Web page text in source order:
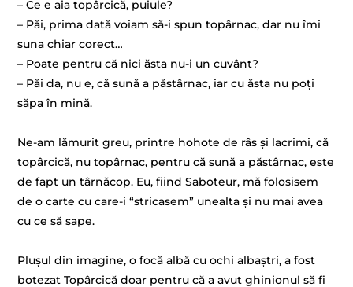
– Ce e aia topârcică, puiule?
– Păi, prima dată voiam să-i spun topârnac, dar nu îmi
suna chiar corect…
– Poate pentru că nici ăsta nu-i un cuvânt?
– Păi da, nu e, că sună a păstârnac, iar cu ăsta nu poți
săpa în mină.
Ne-am lămurit greu, printre hohote de râs și lacrimi, că
topârcică, nu topârnac, pentru că sună a păstârnac, este
de fapt un târnăcop. Eu, fiind Saboteur, mă folosisem
de o carte cu care-i “stricasem” unealta și nu mai avea
cu ce să sape.
Plușul din imagine, o focă albă cu ochi albaștri, a fost
botezat Topârcică doar pentru că a avut ghinionul să fi